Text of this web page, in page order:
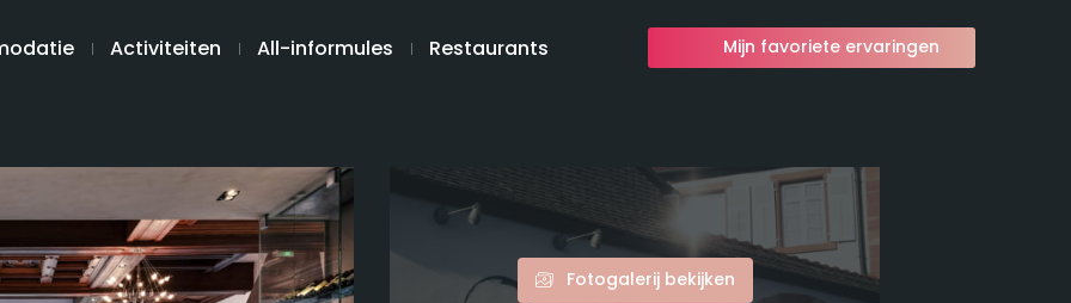
Activiteiten All-informules Restaurants Mijn favoriete ervaringen
Fotogalerij bekijken